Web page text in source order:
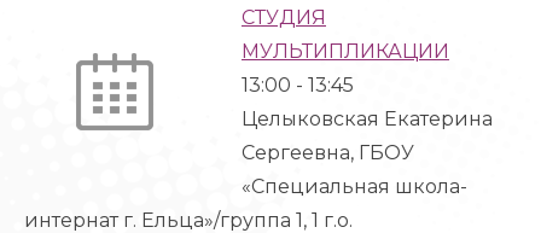
СТУДИЯ
МУЛЬТИПЛИКАЦИИ
13:00 - 13:45
Целыковская Екатерина
Сергеевна, ГБОУ
«Специальная школа-
интернат г. Ельца»/группа 1, 1 г.о.